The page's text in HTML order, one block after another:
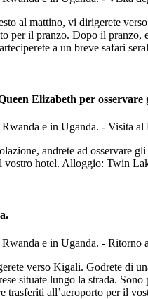
al mattino, vi dirigerete
per il pranzo. Dopo il
a un breve safari
Elizabeth per osservare
andrete ad osservare
vostro hotel. Alloggio: Twin
verso Kigali. Godrete di
situate lungo la strada.
trasferiti all’aeroporto per il